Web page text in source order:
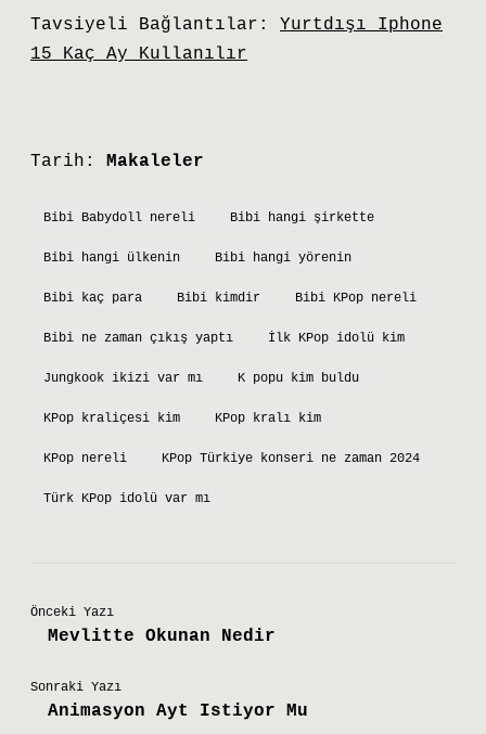
Tavsiyeli Bağlantılar: Yurtdışı Iphone
15 Kaç Ay Kullanılır
Tarih: Makaleler
Bibi Babydoll nereli Bibi hangi şirkette
Bibi hangi ülkenin Bibi hangi yörenin
Bibi kaç para Bibi kimdir Bibi KPop nereli
Bibi ne zaman çıkış yaptı İlk KPop idolü kim
Jungkook ikizi var mı K popu kim buldu
KPop kraliçesi kim KPop kralı kim
KPop nereli KPop Türkiye konseri ne zaman 2024
Türk KPop idolü var mı
Önceki Yazı
Mevlitte Okunan Nedir
Sonraki Yazı
Animasyon Ayt Istiyor Mu